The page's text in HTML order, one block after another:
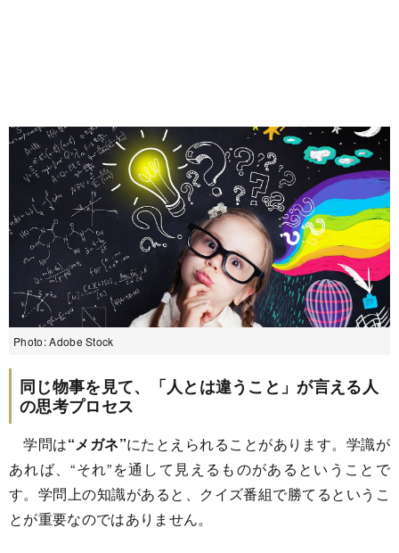
Photo: Adobe Stock
同じ物事を見て、「人とは違うこと」が言える人
の思考プロセス
学問は“メガネ”にたとえられることがあります。学識が
あれば、“それ”を通して見えるものがあるということで
す。学問上の知識があると、クイズ番組で勝てるというこ
とが重要なのではありません。